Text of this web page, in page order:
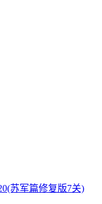
苏军篇修复版7关)